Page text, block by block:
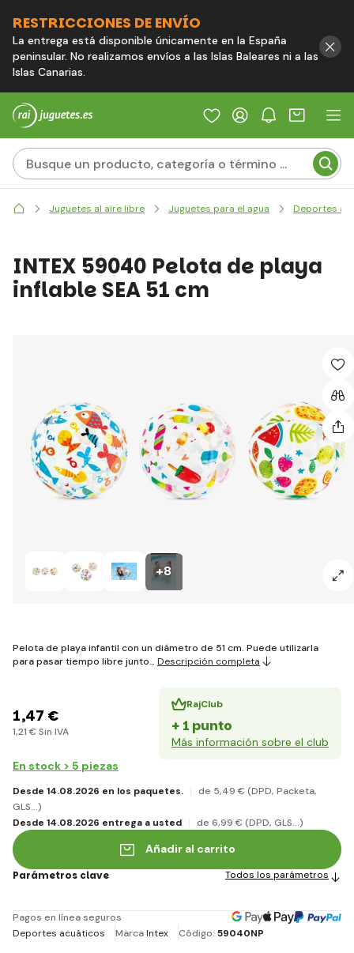
RESTRICCIONES DE ENVÍO
La entrega está disponible únicamente en la España
peninsular. No realizamos envíos a las Islas Baleares ni a las
Islas Canarias.
Juguetes al aire libre Juguetes para el agua Deportes
+8
INTEX 59040 Pelota de playa
inflable SEA 51 cm
Pelota de playa infantil con un diámetro de 51 cm. Puede utilizarla
para pasar tiempo libre junto… Descripción completa
1,47 €
1,21 € Sin IVA
RajClub
+ 1 punto
Más información sobre el club
En stock > 5 piezas
Desde 14.08.2026 en los paquetes. de 5,49 € (DPD, Packeta,
GLS...)
Desde 14.08.2026 entrega a usted
de 6,99 € (DPD, GLS...)
Añadir al carrito
Parámetros clave Todos los parámetros
Pagos en línea seguros
Deportes acuáticos
MarcaIntex Código: 59040NP